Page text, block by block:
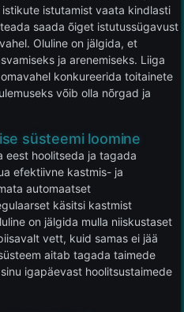
istutamist vaata kindlasti
saada õiget istutussügavust
Oluline on jälgida, et
ja arenemiseks. Liiga
konkureerida toitainete
võib olla nõrgad ja
süsteemi loomine
eest hoolitseda ja tagada
efektiivne kastmis- ja
automaatset
käsitsi kastmist
on jälgida mulla niiskustaset
vett, kuid samas ei jää
aitab tagada taimede
igapäevast hoolitsustaimede